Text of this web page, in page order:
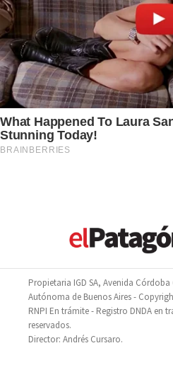
Propietaria IGD SA, Avenida Córdoba
Autónoma de Buenos Aires -
RNPI En trámite - Registro DNDA en
reservados.
Director: Andrés Cursaro.